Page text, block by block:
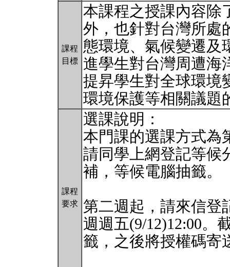
課程
目標
本課程之授課內容除
外，也針對台灣所處
態環境、氣候變遷及
進學生對台灣周遭海
提昇學生對全球環境
環境保護等相關議
課程
要求
選課說明：
本門課的選課方式為
請同學上網登記等候
補，等候電腦抽籤。
第二週起，請來信登
週週五(9/12)12:00。
籤，之後將授權碼寄